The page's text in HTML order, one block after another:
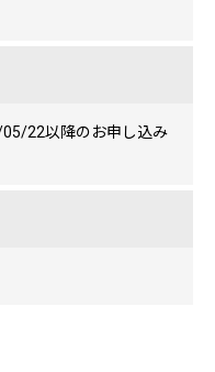
22以降のお申し込み